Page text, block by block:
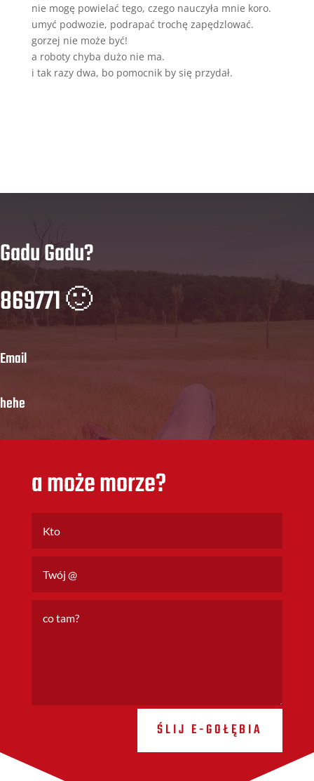
nie mogę powielać tego, czego nauczyła mnie koro.
umyć podwozie, podrapać trochę zapędzlować.
gorzej nie może być!
a roboty chyba dużo nie ma.
i tak razy dwa, bo pomocnik by się przydał.
Gadu Gadu?
869771 🙂
Email
hehe
a może morze?
ŚLIJ E-GOŁĘBIA